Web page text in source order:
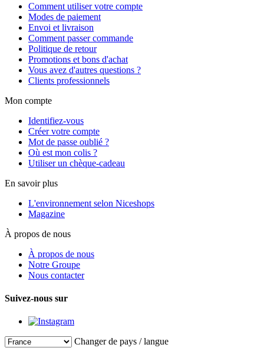
Comment utiliser votre compte
Modes de paiement
Envoi et livraison
Comment passer commande
Politique de retour
Promotions et bons d'achat
Vous avez d'autres questions ?
Clients professionnels
Mon compte
Identifiez-vous
Créer votre compte
Mot de passe oublié ?
Où est mon colis ?
Utiliser un chèque-cadeau
En savoir plus
L'environnement selon Niceshops
Magazine
À propos de nous
À propos de nous
Notre Groupe
Nous contacter
Suivez-nous sur
Changer de pays / langue